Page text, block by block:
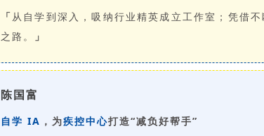
「从自学到深入，吸纳行业精英成立工作室；凭借
之路。
」
陈国富
自学 IA ，为疾控中心打造“减负好帮手”